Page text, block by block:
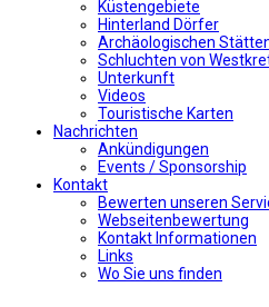
Küstengebiete
Hinterland Dörfer
Archäologischen
Schluchten von
Unterkunft
Videos
Touristische Karten
Nachrichten
Ankündigungen
Events / Sponsorship
Kontakt
Bewerten unseren
Webseitenbewertung
Kontakt Informationen
Links
Wo Sie uns finden